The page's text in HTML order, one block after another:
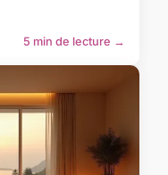
5 min de lecture →